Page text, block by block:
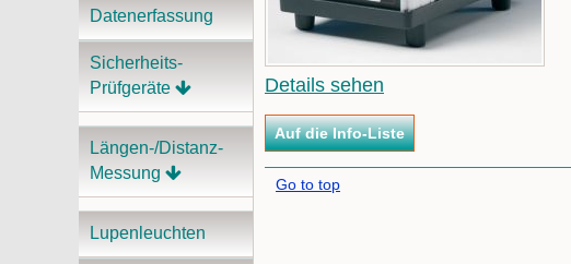
Details sehen
Go to top
Datenerfassung
Sicherheits-
Prüfgeräte
Längen-/Distanz-
Messung
Lupenleuchten